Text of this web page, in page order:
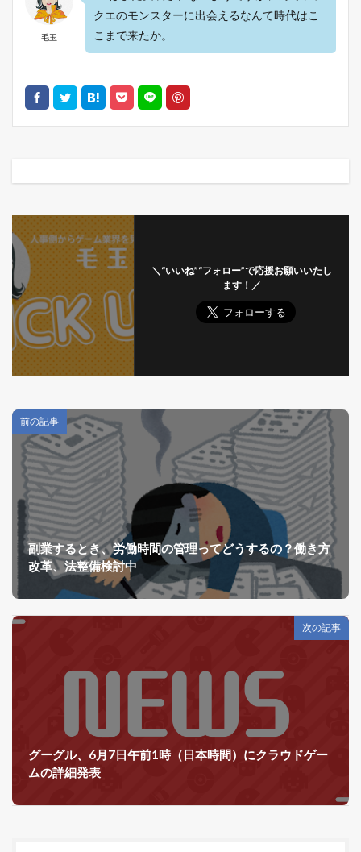
毛玉
クエのモンスターに出会えるなんて時代はこ
こまで来たか。
＼“いいね”“フォロー”で応援お願いいたし
ます！／
前の記事
副業するとき、労働時間の管理ってどうするの？働き方
改革、法整備検討中
次の記事
グーグル、6月7日午前1時（日本時間）にクラウドゲー
ムの詳細発表